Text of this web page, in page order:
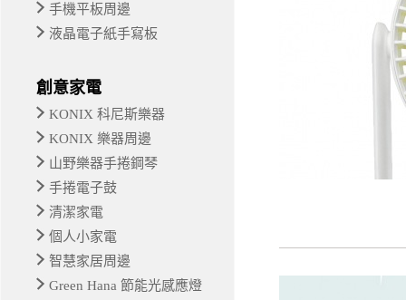
手機平板周邊
液晶電子紙手寫板
創意家電
KONIX 科尼斯樂器
KONIX 樂器周邊
山野樂器手捲鋼琴
手捲電子鼓
清潔家電
個人小家電
智慧家居周邊
Green Hana 節能光感應燈